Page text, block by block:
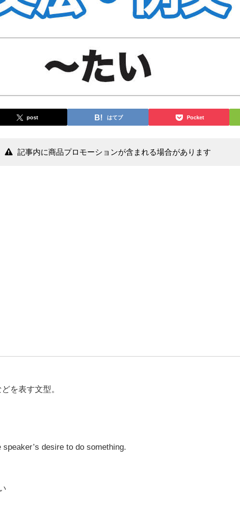
post はてブ Pocket
記事内に商品プロモーションが含まれる場合があります
を表す文型。
desire to do something.